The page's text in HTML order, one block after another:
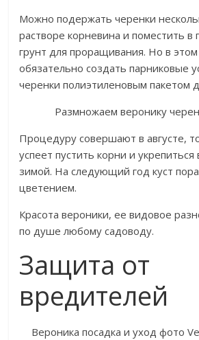
Можно подержать черенки
растворе корневина и поместить в
грунт для проращивания. Но в этом
обязательно создать парниковые
черенки полиэтиленовым пакетом
Размножаем веронику
Процедуру совершают в августе,
успеет пустить корни и
зимой. На следующий год куст
цветением.
Красота вероники, ее видовое
по душе любому садоводу.
Защита от
вредителей
Вероника посадка и уход фото